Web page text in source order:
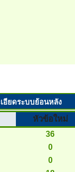
อียดระบบย้อนหลัง
หัวข้อใหม่
36
0
0